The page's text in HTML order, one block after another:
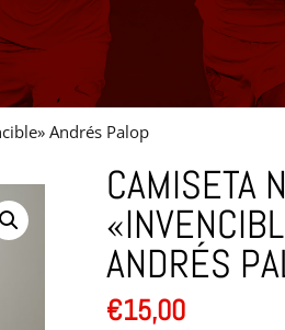
Andrés Palop
CAMISETA
ANDRÉS
€15,00